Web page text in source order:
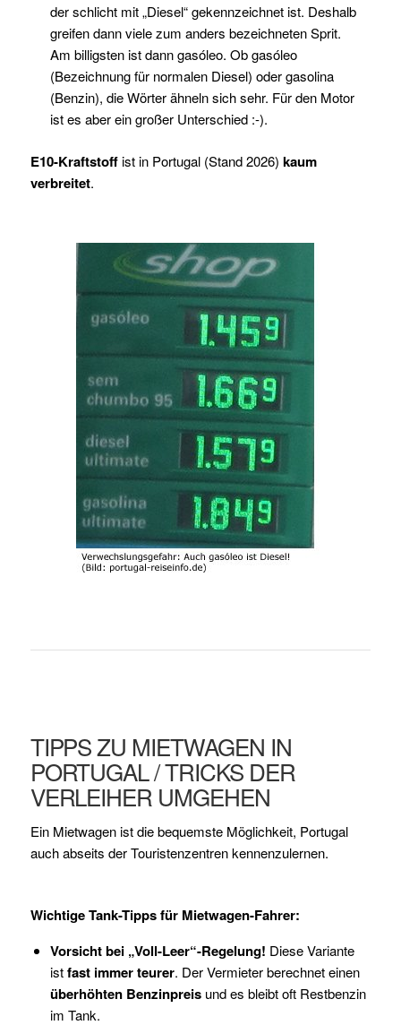
der schlicht mit „Diesel“ gekennzeichnet ist. Deshalb
greifen dann viele zum anders bezeichneten Sprit.
Am billigsten ist dann gasóleo. Ob gasóleo
(Bezeichnung für normalen Diesel) oder gasolina
(Benzin), die Wörter ähneln sich sehr. Für den Motor
ist es aber ein großer Unterschied :-).
E10-Kraftstoffist in Portugal (Stand 2026) kaum
verbreitet.
TIPPS ZU MIETWAGEN IN
PORTUGAL / TRICKS DER
VERLEIHER UMGEHEN
Ein Mietwagen ist die bequemste Möglichkeit, Portugal
auch abseits der Touristenzentren kennenzulernen.
Wichtige Tank-Tipps für Mietwagen-Fahrer:
Vorsicht bei „Voll-Leer“-Regelung! Diese Variante
istfast immer teurer. Der Vermieter berechnet einen
überhöhten Benzinpreisund es bleibt oft Restbenzin
im Tank.